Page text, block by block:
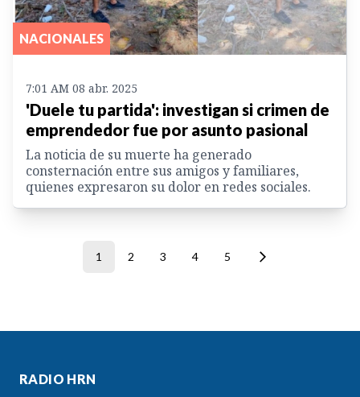
NACIONALES
7:01 AM 08 abr. 2025
'Duele tu partida': investigan si crimen de
emprendedor fue por asunto pasional
La noticia de su muerte ha generado
consternación entre sus amigos y familiares,
quienes expresaron su dolor en redes sociales.
1 2 3 4 5
RADIO HRN